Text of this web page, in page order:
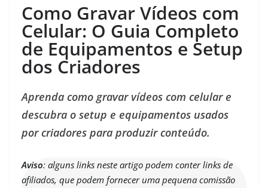
Como Gravar Vídeos com
Celular: O Guia Completo
de Equipamentos e Setup
dos Criadores
Aprenda como gravar vídeos com celular e
descubra o setup e equipamentos usados
por criadores para produzir conteúdo.
Aviso: alguns links neste artigo podem conter links de
afiliados, que podem fornecer uma pequena comissão